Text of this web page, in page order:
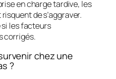
en charge tardive, les
de s’aggraver.
si les facteurs
corrigés.
chez une
?